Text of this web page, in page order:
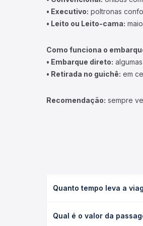
• Executivo: poltronas
• Leito ou Leito-cama:
Como funciona o
• Embarque direto:
• Retirada no guichê: em
Recomendação: sempre
Quanto tempo leva a
leito) e as condições de
Qual é o valor da